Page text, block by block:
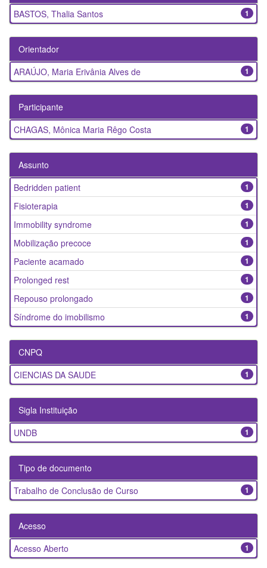
1
BASTOS, Thalia Santos
Orientador
1
ARAÚJO, Maria Erivânia Alves de
Participante
1
CHAGAS, Mônica Maria Rêgo Costa
Assunto
1
Bedridden patient
1
Fisioterapia
1
Immobility syndrome
1
Mobilização precoce
1
Paciente acamado
1
Prolonged rest
1
Repouso prolongado
1
Síndrome do imobilismo
CNPQ
1
CIENCIAS DA SAUDE
Sigla Instituição
1
UNDB
Tipo de documento
1
Trabalho de Conclusão de Curso
Acesso
1
Acesso Aberto